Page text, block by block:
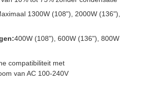
1300W (108"), 2000W (136"),
400W (108"), 600W (136"), 800W
compatibiliteit met
van AC 100-240V